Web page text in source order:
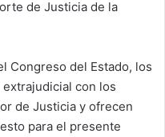
de Justicia de la
Congreso del Estado, los
con los
de Justicia y ofrecen
para el presente